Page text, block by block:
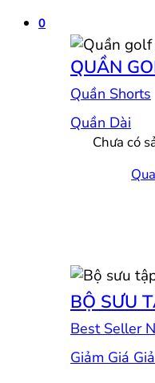
0
Chưa có
QUẦN
Quần Shorts
Quần Dài
BỘ SƯU
Best Seller
Giảm Giá